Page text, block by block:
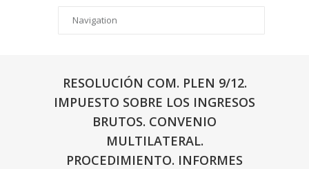
RESOLUCIÓN COM. PLEN 9/12.
IMPUESTO SOBRE LOS INGRESOS
BRUTOS. CONVENIO
MULTILATERAL.
PROCEDIMIENTO. INFORMES